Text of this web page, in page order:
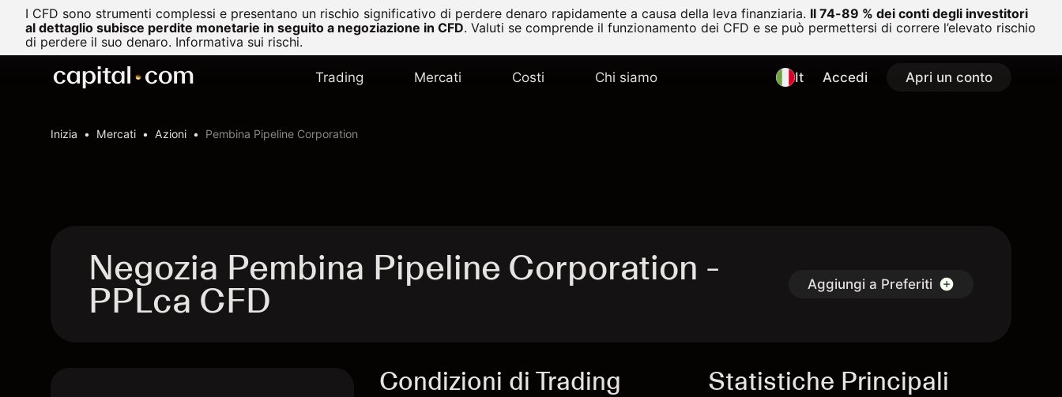
I CFD sono strumenti complessi e presentano un rischio significativo di perdere denaro rapidamente a causa della leva finanziaria. Il 74-89 % dei conti degli investitori
al dettaglio subisce perdite monetarie in seguito a negoziazione in CFD. Valuti se comprende il funzionamento dei CFD e se può permettersi di correre l’elevato rischio
di perdere il suo denaro. Informativa sui rischi.
Trading Mercati Costi Chi siamo It Accedi Apri un conto
Inizia Mercati Azioni Pembina Pipeline Corporation
Negozia Pembina Pipeline Corporation -
PPLca CFD Aggiungi a Preferiti
Condizioni di Trading Statistiche Principali